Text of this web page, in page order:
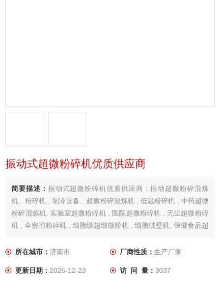
振动式超微粉碎机优质供应商
简要描述： 振动式超微粉碎机优质供应商：振动超微粉碎混炼
机、粉碎机 , 制冷设备、超微粉碎混炼机 , 低温粉碎机 , 中药超微
粉碎混炼机, 实验室超微粉碎机 , 医院超微粉碎机 , 无尘超微粉碎
机 , 全密闭粉碎机 , 细胞级超细微粉机 , 细胞破壁机, 保健食品超
化钾超微粉碎混炼机、五味子超微粉碎机、山茱萸超微粉碎机、
所在城市：济南市 厂商性质： 生产厂家
更新日期：2025-12-23 访 问 量： 3037